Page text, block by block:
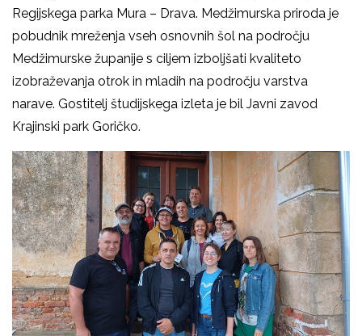
Regijskega parka Mura – Drava. Medžimurska priroda je
pobudnik mreženja vseh osnovnih šol na področju
Medžimurske županije s ciljem izboljšati kvaliteto
izobraževanja otrok in mladih na področju varstva
narave. Gostitelj študijskega izleta je bil Javni zavod
Krajinski park Goričko.